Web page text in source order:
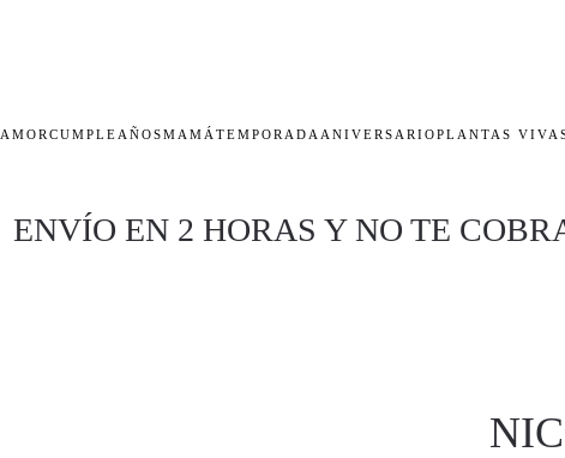
AMOR CUMPLEAÑOSMAMÁ TEMPORADA ANIVERSARIOPLANTAS
ENVÍO EN 2 HORAS Y NO TE